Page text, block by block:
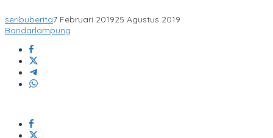
seribuberita7 Februari 201925 Agustus 2019
Bandarlampung